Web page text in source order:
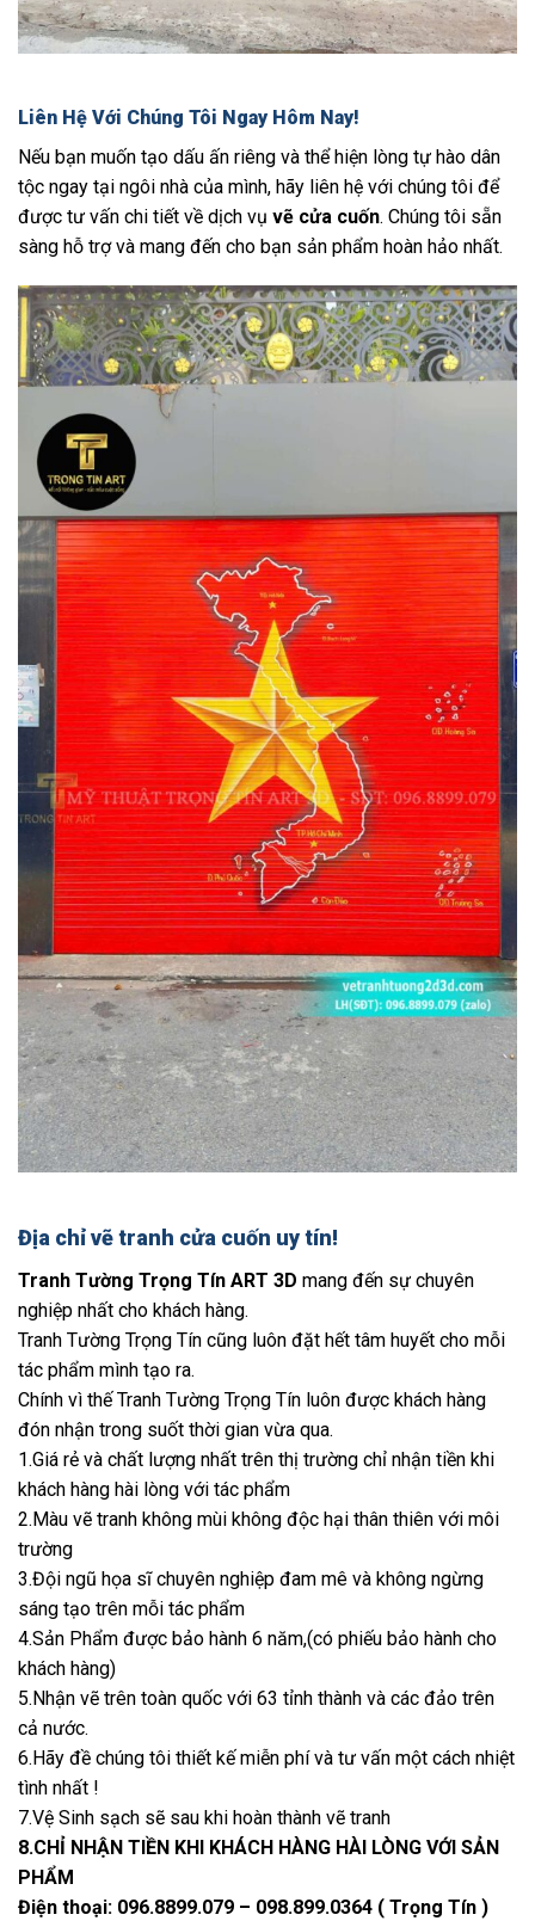
Liên Hệ Với Chúng Tôi Ngay Hôm Nay!
Nếu bạn muốn tạo dấu ấn riêng và thể hiện lòng tự hào dân
tộc ngay tại ngôi nhà của mình, hãy liên hệ với chúng tôi để
được tư vấn chi tiết về dịch vụ vẽ cửa cuốn . Chúng tôi sẵn
sàng hỗ trợ và mang đến cho bạn sản phẩm hoàn hảo nhất.
Địa chỉ vẽ tranh cửa cuốn uy tín!
Tranh Tường Trọng Tín ART 3D mang đến sự chuyên
nghiệp nhất cho khách hàng.
Tranh Tường Trọng Tín cũng luôn đặt hết tâm huyết cho mỗi
tác phẩm mình tạo ra.
Chính vì thế Tranh Tường Trọng Tín luôn được khách hàng
đón nhận trong suốt thời gian vừa qua.
1.Giá rẻ và chất lượng nhất trên thị trường chỉ nhận tiền khi
khách hàng hài lòng với tác phẩm
2.Màu vẽ tranh không mùi không độc hại thân thiên với môi
trường
3.Đội ngũ họa sĩ chuyên nghiệp đam mê và không ngừng
sáng tạo trên mỗi tác phẩm
4.Sản Phẩm được bảo hành 6 năm,(có phiếu bảo hành cho
khách hàng)
5.Nhận vẽ trên toàn quốc với 63 tỉnh thành và các đảo trên
cả nước.
6.Hãy đề chúng tôi thiết kế miễn phí và tư vấn một cách nhiệt
tình nhất !
7.Vệ Sinh sạch sẽ sau khi hoàn thành vẽ tranh
8.CHỈ NHẬN TIỀN KHI KHÁCH HÀNG HÀI LÒNG VỚI SẢN
PHẨM
Điện thoại: 096.8899.079 – 098.899.0364 ( Trọng Tín )